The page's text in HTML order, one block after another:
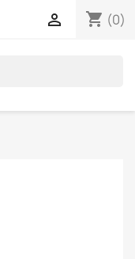
shopping_cart (0)
